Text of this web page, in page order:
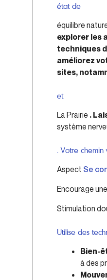
état de
équilibre
explorer les
techniques
améliorez
sites,
et
La Prairie .
système
. Votre
Aspect Se
Encourage
Stimulation
Utilise des
Bien-
à des